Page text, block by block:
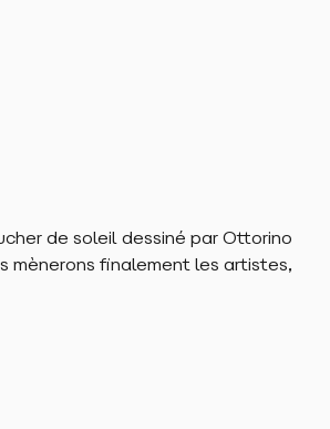
de soleil dessiné par Ottorino
mènerons finalement les artistes,